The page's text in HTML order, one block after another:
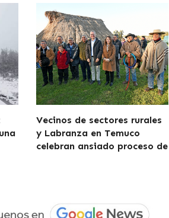
Vecinos de sectores rurales
y Labranza en Temuco
celebran ansiado proceso de